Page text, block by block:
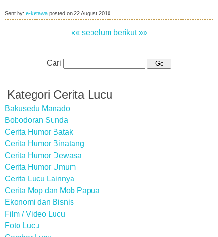
Sent by: e-ketawa posted on 22 August 2010
«« sebelum berikut »»
Cari
Kategori Cerita Lucu
Bakusedu Manado
Bobodoran Sunda
Cerita Humor Batak
Cerita Humor Binatang
Cerita Humor Dewasa
Cerita Humor Umum
Cerita Lucu Lainnya
Cerita Mop dan Mob Papua
Ekonomi dan Bisnis
Film / Video Lucu
Foto Lucu